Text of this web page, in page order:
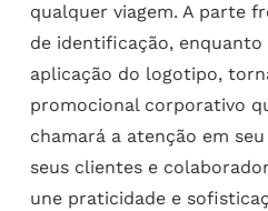
qualquer viagem. A parte
de identificação,
aplicação do logotipo,
promocional corporativo
chamará a atenção em
seus clientes e
une praticidade e